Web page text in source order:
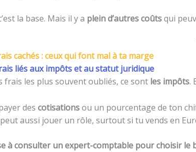
la base. Mais il y a plein d’autres coûtsqui
cachés : ceux qui font mal à ta marge
liés aux impôts et au statut juridique
frais les plus souvent oubliés, ce sont les impôts.
des cotisationsou un pourcentage de ton
peut aussi jouer un rôle, surtout si tu vends en
à consulter un expert-comptable pour choisir